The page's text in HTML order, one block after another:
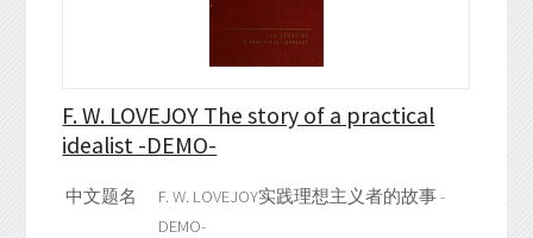
F. W. LOVEJOY The story of a practical
idealist -DEMO-
中文题名
F. W. LOVEJOY实践理想主义者的故事 -
DEMO-